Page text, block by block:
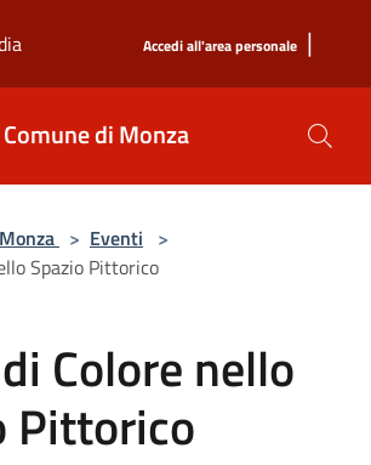
Accedi all'area personale |
Comune di Monza
> Eventi >
Spazio Pittorico
Colore nello
Pittorico